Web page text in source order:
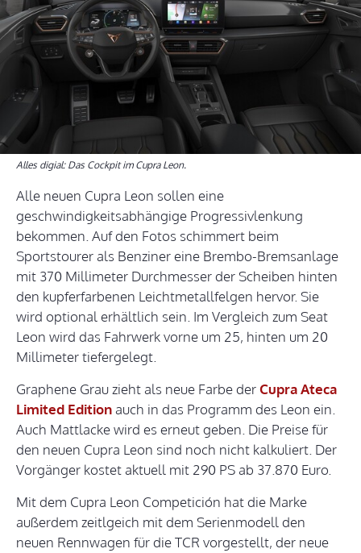
Alles digial: Das Cockpit im Cupra Leon.
Alle neuen Cupra Leon sollen eine
geschwindigkeitsabhängige Progressivlenkung
bekommen. Auf den Fotos schimmert beim
Sportstourer als Benziner eine Brembo-Bremsanlage
mit 370 Millimeter Durchmesser der Scheiben hinten
den kupferfarbenen Leichtmetallfelgen hervor. Sie
wird optional erhältlich sein. Im Vergleich zum Seat
Leon wird das Fahrwerk vorne um 25, hinten um 20
Millimeter tiefergelegt.
Graphene Grau zieht als neue Farbe derCupra Ateca
Limited Editionauch in das Programm des Leon ein.
Auch Mattlacke wird es erneut geben. Die Preise für
den neuen Cupra Leon sind noch nicht kalkuliert. Der
Vorgänger kostet aktuell mit 290 PS ab 37.870 Euro.
Mit dem Cupra Leon Competición hat die Marke
außerdem zeitlgeich mit dem Serienmodell den
neuen Rennwagen für die TCR vorgestellt, der neue